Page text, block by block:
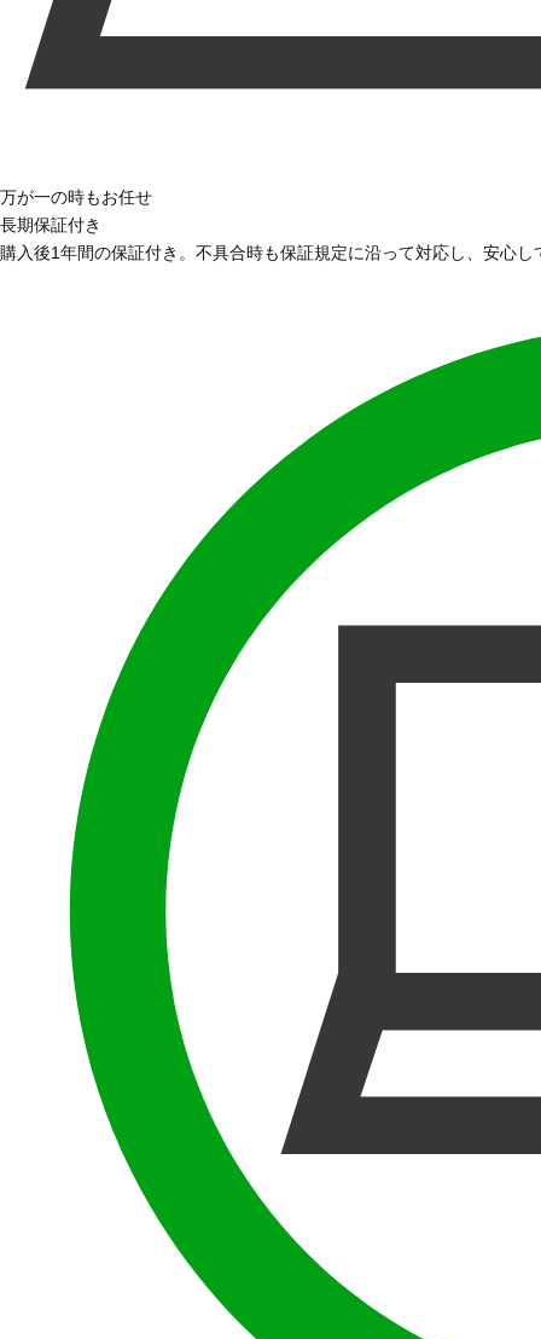
万が一の時もお任せ
長期保証付き
購入後1年間の保証付き。不具合時も保証規定に沿って対応し、安心